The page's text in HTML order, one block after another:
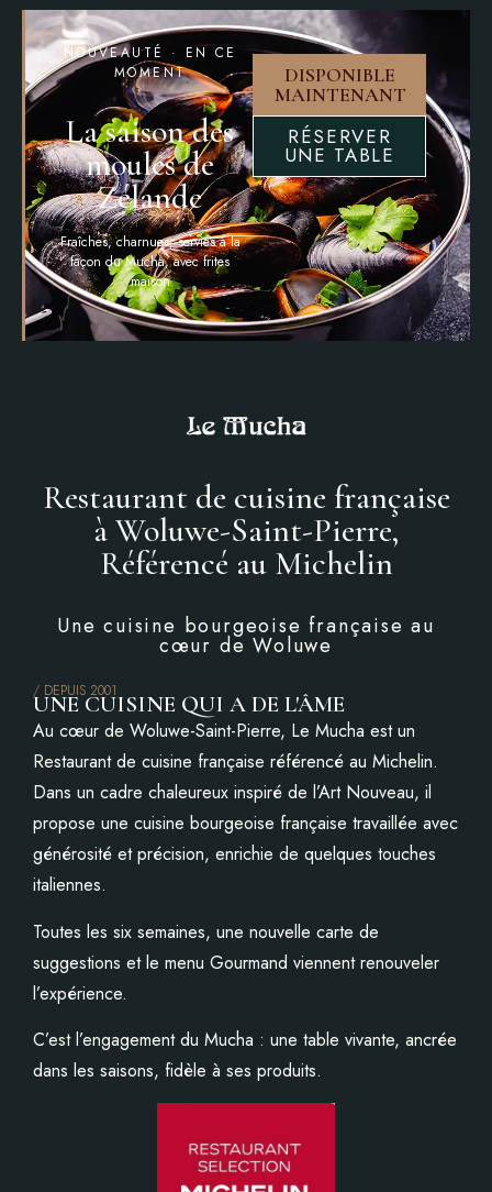
NOUVEAUTÉ · EN CE
MOMENT
La saison des
moules de
Zélande
Fraîches, charnues, servies à la
façon du Mucha, avec frites
maison
DISPONIBLE
MAINTENANT
RÉSERVER
UNE TABLE
Restaurant de cuisine française
à Woluwe-Saint-Pierre,
Référencé au Michelin
Une cuisine bourgeoise française au
cœur de Woluwe
/ DEPUIS 2001
UNE CUISINE QUI A DE L'ÂME
Au cœur de Woluwe-Saint-Pierre, Le Mucha est un
Restaurant de cuisine française référencé au Michelin.
Dans un cadre chaleureux inspiré de l’Art Nouveau, il
propose une cuisine bourgeoise française travaillée avec
générosité et précision, enrichie de quelques touches
italiennes.
Toutes les six semaines, une nouvelle carte de
suggestions et le menu Gourmand viennent renouveler
l’expérience.
C’est l’engagement du Mucha : une table vivante, ancrée
dans les saisons, fidèle à ses produits.